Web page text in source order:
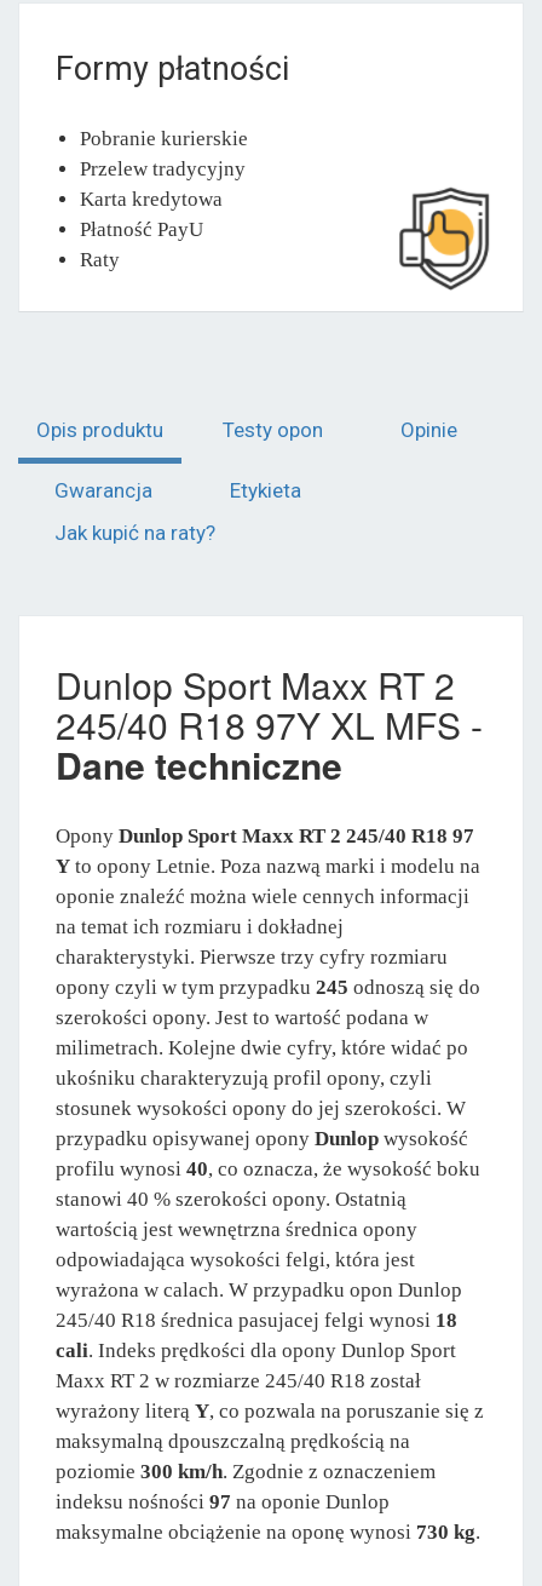
Formy płatności
Pobranie kurierskie
Przelew tradycyjny
Karta kredytowa
Płatność PayU
Raty
Opis produktu Testy opon Opinie
Gwarancja
Etykieta
Jak kupić na raty?
Dunlop Sport Maxx RT 2
245/40 R18 97Y XL MFS -
Dane techniczne
Opony Dunlop Sport Maxx RT 2 245/40 R18 97
Y to opony Letnie. Poza nazwą marki i modelu na
oponie znaleźć można wiele cennych informacji
na temat ich rozmiaru i dokładnej
charakterystyki. Pierwsze trzy cyfry rozmiaru
opony czyli w tym przypadku 245 odnoszą się do
szerokości opony. Jest to wartość podana w
milimetrach. Kolejne dwie cyfry, które widać po
ukośniku charakteryzują profil opony, czyli
stosunek wysokości opony do jej szerokości. W
przypadku opisywanej opony Dunlop wysokość
profilu wynosi 40, co oznacza, że wysokość boku
stanowi 40 % szerokości opony. Ostatnią
wartością jest wewnętrzna średnica opony
odpowiadająca wysokości felgi, która jest
wyrażona w calach. W przypadku opon Dunlop
245/40 R18 średnica pasujacej felgi wynosi 18
cali. Indeks prędkości dla opony Dunlop Sport
Maxx RT 2 w rozmiarze 245/40 R18 został
wyrażony literą Y, co pozwala na poruszanie się z
maksymalną dpouszczalną prędkością na
poziomie 300 km/h. Zgodnie z oznaczeniem
indeksu nośności 97 na oponie Dunlop
maksymalne obciążenie na oponę wynosi 730 kg.